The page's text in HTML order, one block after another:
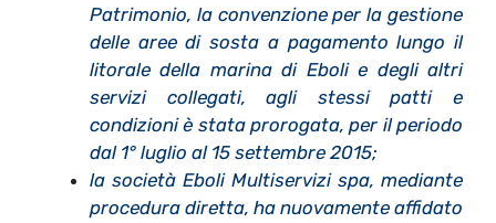
Patrimonio, la convenzione per la gestione
delle aree di sosta a pagamento lungo il
litorale della marina di Eboli e degli altri
servizi collegati, agli stessi patti e
condizioni è stata prorogata, per il periodo
dal 1° luglio al 15 settembre 2015;
la società Eboli Multiservizi spa, mediante
procedura diretta, ha nuovamente affidato